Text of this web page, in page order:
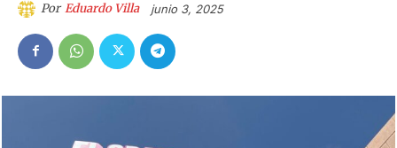
Por Eduardo Villa junio 3, 2025